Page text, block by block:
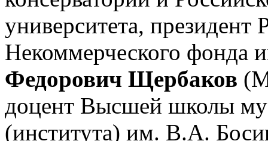
университета,
Некоммерческого фонда
Федорович Щербаков
доцент Высшей школы
(института) им. В.А.